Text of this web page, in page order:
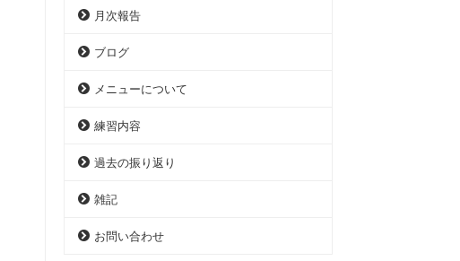
月次報告
ブログ
メニューについて
練習内容
過去の振り返り
雑記
お問い合わせ